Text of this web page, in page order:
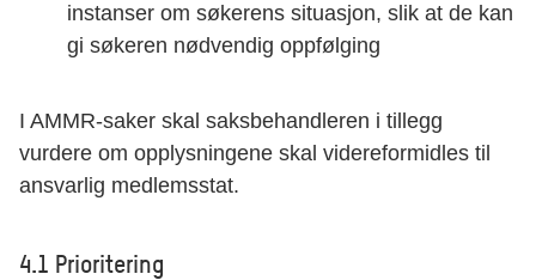
instanser om søkerens situasjon, slik at de kan
gi søkeren nødvendig oppfølging
I AMMR-saker skal saksbehandleren i tillegg
vurdere om opplysningene skal videreformidles til
ansvarlig medlemsstat.
4.1 Prioritering